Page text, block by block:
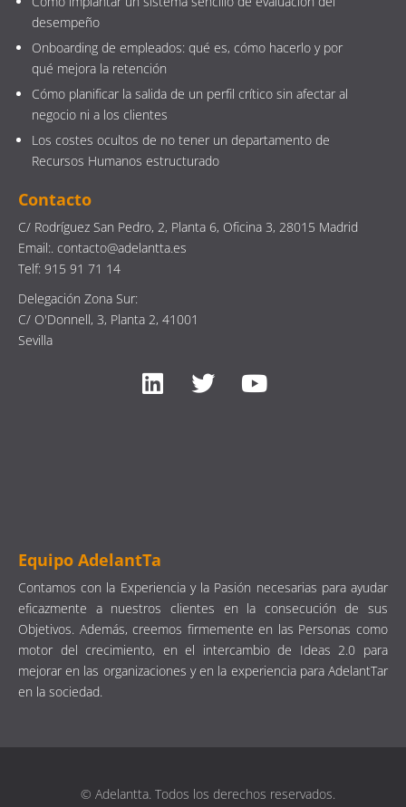
desempeño
Onboarding de empleados: qué es, cómo hacerlo y por
qué mejora la retención
Cómo planificar la salida de un perfil crítico sin afectar al
negocio ni a los clientes
Los costes ocultos de no tener un departamento de
Recursos Humanos estructurado
Contacto
C/ Rodríguez San Pedro, 2, Planta 6, Oficina 3, 28015 Madrid
Email:. contacto@adelantta.es
Telf: 915 91 71 14
Delegación Zona Sur:
C/ O'Donnell, 3, Planta 2, 41001
Sevilla
Equipo AdelantTa
Contamos con la Experiencia y la Pasión necesarias para ayudar
eficazmente a nuestros clientes en la consecución de sus
Objetivos. Además, creemos firmemente en las Personas como
motor del crecimiento, en el intercambio de Ideas 2.0 para
mejorar en las organizaciones y en la experiencia para AdelantTar
en la sociedad.
© Adelantta. Todos los derechos reservados.